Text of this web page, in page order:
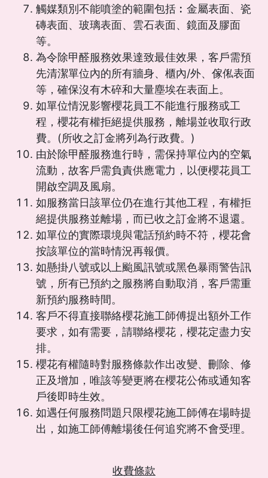
觸媒類別不能噴塗的範圍包括︰金屬表面、瓷
磚表面、玻璃表面、雲石表面、鏡面及膠面
等。
為令除甲醛服務效果達致最佳效果，客戶需預
先清潔單位內的所有牆身、櫃內/外、傢俬表面
等，確保沒有木碎和大量塵埃在表面上。
如單位情況影響櫻花員工不能進行服務或工
程，櫻花有權拒絕提供服務，離場並收取行政
費。(所收之訂金將列為行政費。)
由於除甲醛服務進行時，需保持單位內的空氣
流動，故客戶需負責供應電力，以便櫻花員工
開啟空調及風扇。
如服務當日該單位仍在進行其他工程，有權拒
絕提供服務並離場，而已收之訂金將不退還。
如單位的實際環境與電話預約時不符，櫻花會
按該單位的當時情況再報價。
如懸掛八號或以上颱風訊號或黑色暴雨警告訊
號，所有已預約之服務將自動取消，客戶需重
新預約服務時間。
客戶不得直接聯絡櫻花施工師傅提出額外工作
要求，如有需要，請聯絡櫻花，櫻花定盡力安
排。
櫻花有權隨時對服務條款作出改變、刪除、修
正及增加，唯該等變更將在櫻花公佈或通知客
戶後即時生效。
如遇任何服務問題只限櫻花施工師傅在場時提
出，如施工師傅離場後任何追究將不會受理。
收費條款